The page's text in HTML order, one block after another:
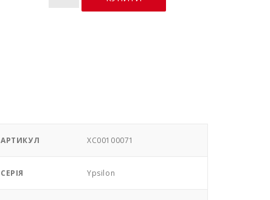
АРТИКУЛ XC00100071
СЕРІЯ Ypsilon